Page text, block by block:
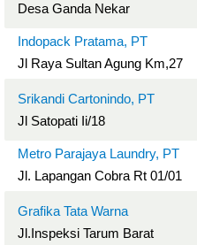
Desa Ganda Nekar
Indopack Pratama, PT
Jl Raya Sultan Agung Km,27
Srikandi Cartonindo, PT
Jl Satopati Ii/18
Metro Parajaya Laundry, PT
Jl. Lapangan Cobra Rt 01/01
Grafika Tata Warna
Jl.Inspeksi Tarum Barat